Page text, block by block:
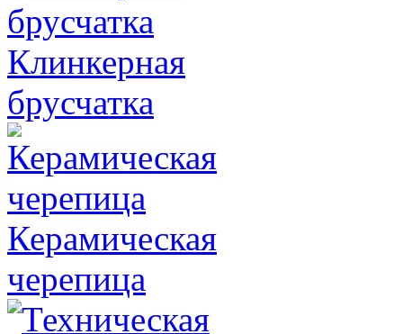
Клинкерная
брусчатка
Керамическая
черепица